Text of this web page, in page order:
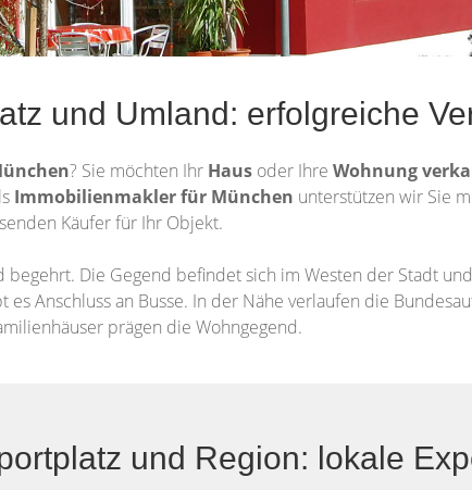
und Umland: erfolgreiche
? Sie möchten Ihr Haus oder Ihre Wohnung
Immobilienmakler für München unterstützen wir Sie
Käufer für Ihr Objekt.
begehrt. Die Gegend befindet sich im Westen der Stadt
Anschluss an Busse. In der Nähe verlaufen die
prägen die Wohngegend.
und Region: lokale